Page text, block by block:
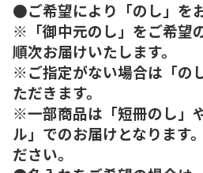
●ご希望により「のし」を
※「御中元のし」をご希望
順次お届けいたします。
※ご指定がない場合は「の
ただきます。
※一部商品は「短冊のし」
ル」でのお届けとなります
ださい。